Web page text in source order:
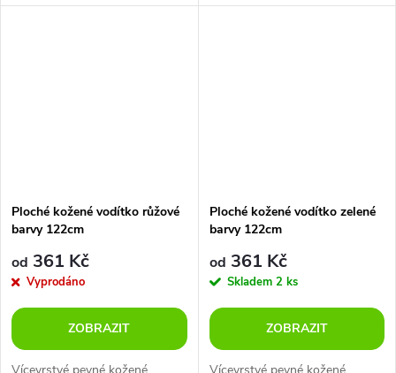
Ploché kožené vodítko růžové
barvy 122cm
od 361 Kč
Vyprodáno
ZOBRAZIT
Vícevrstvé pevné kožené
Ploché kožené vodítko zelené
barvy 122cm
od 361 Kč
Skladem 2 ks
ZOBRAZIT
Vícevrstvé pevné kožené